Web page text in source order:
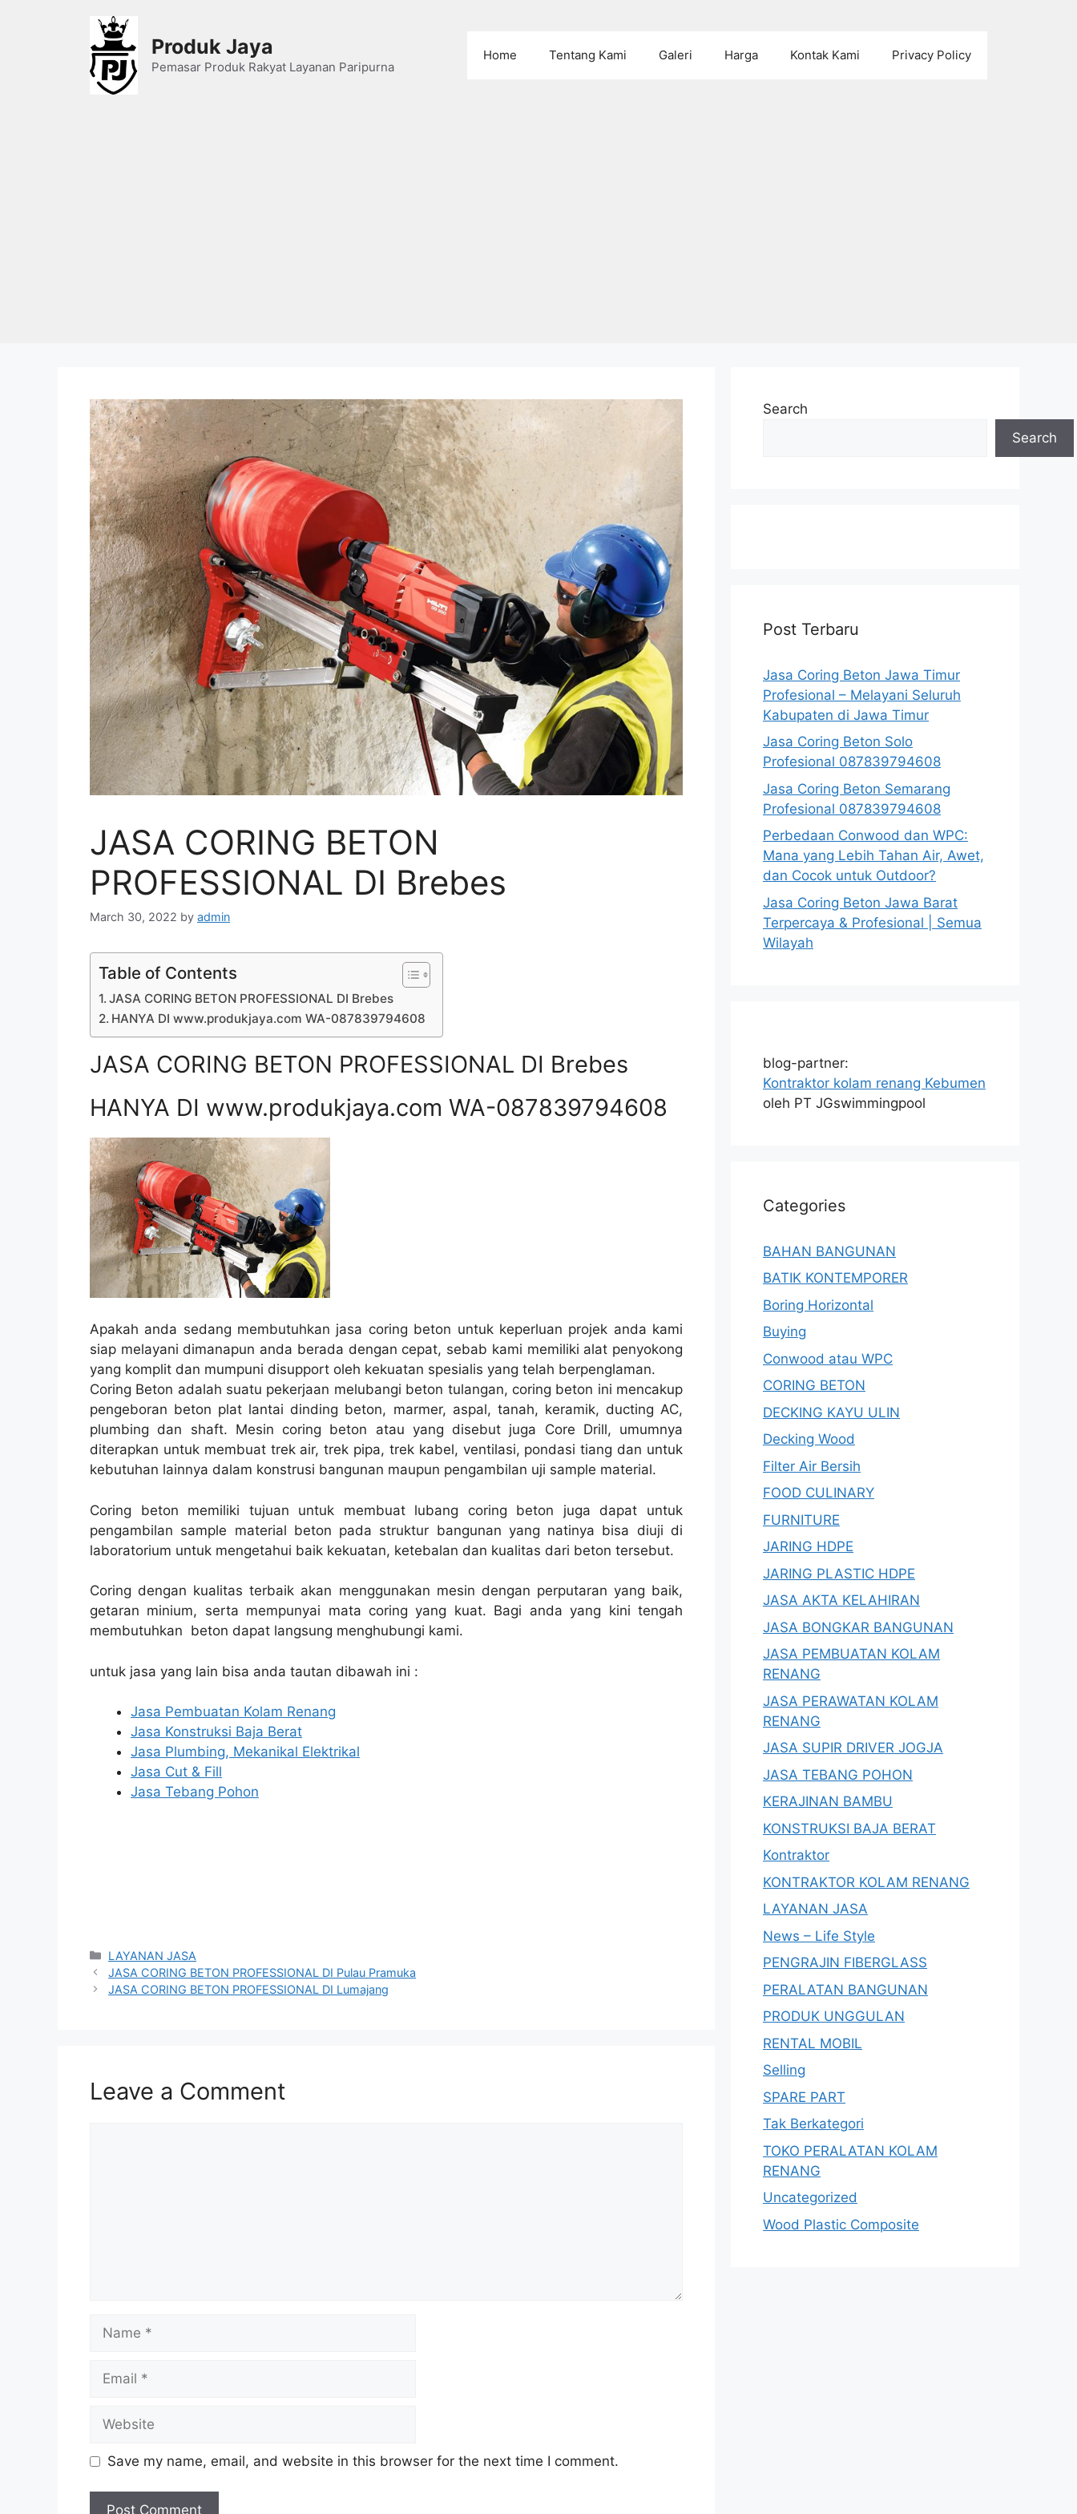
Produk Jaya
Pemasar Produk Rakyat Layanan Paripurna
Home Tentang Kami Galeri Harga Kontak Kami Privacy Policy
JASA CORING BETON
PROFESSIONAL DI Brebes
March 30, 2022 by admin
Table of Contents
JASA CORING BETON PROFESSIONAL DI Brebes
HANYA DI www.produkjaya.com WA-087839794608
JASA CORING BETON PROFESSIONAL DI Brebes
HANYA DI www.produkjaya.com WA-087839794608
Apakah anda sedang membutuhkan jasa coring beton untuk keperluan projek anda kami
siap melayani dimanapun anda berada dengan cepat, sebab kami memiliki alat penyokong
yang komplit dan mumpuni disupport oleh kekuatan spesialis yang telah berpenglaman.
Coring Beton adalah suatu pekerjaan melubangi beton tulangan, coring beton ini mencakup
pengeboran beton plat lantai dinding beton, marmer, aspal, tanah, keramik, ducting AC,
plumbing dan shaft. Mesin coring beton atau yang disebut juga Core Drill, umumnya
diterapkan untuk membuat trek air, trek pipa, trek kabel, ventilasi, pondasi tiang dan untuk
kebutuhan lainnya dalam konstrusi bangunan maupun pengambilan uji sample material.
Coring beton memiliki tujuan untuk membuat lubang coring beton juga dapat untuk
pengambilan sample material beton pada struktur bangunan yang natinya bisa diuji di
laboratorium untuk mengetahui baik kekuatan, ketebalan dan kualitas dari beton tersebut.
Coring dengan kualitas terbaik akan menggunakan mesin dengan perputaran yang baik,
getaran minium, serta mempunyai mata coring yang kuat. Bagi anda yang kini tengah
membutuhkan beton dapat langsung menghubungi kami.
untuk jasa yang lain bisa anda tautan dibawah ini :
Jasa Pembuatan Kolam Renang
Jasa Konstruksi Baja Berat
Jasa Plumbing, Mekanikal Elektrikal
Jasa Cut & Fill
Jasa Tebang Pohon
Categories
LAYANAN JASA
JASA CORING BETON PROFESSIONAL DI Pulau Pramuka
JASA CORING BETON PROFESSIONAL DI Lumajang
Leave a Comment
Save my name, email, and website in this browser for the next time I comment.
Search
Search
Post Terbaru
Jasa Coring Beton Jawa Timur
Profesional – Melayani Seluruh
Kabupaten di Jawa Timur
Jasa Coring Beton Solo
Profesional 087839794608
Jasa Coring Beton Semarang
Profesional 087839794608
Perbedaan Conwood dan WPC:
Mana yang Lebih Tahan Air, Awet,
dan Cocok untuk Outdoor?
Jasa Coring Beton Jawa Barat
Terpercaya & Profesional | Semua
Wilayah
blog-partner:
Kontraktor kolam renang Kebumen
oleh PT JGswimmingpool
Categories
BAHAN BANGUNAN
BATIK KONTEMPORER
Boring Horizontal
Buying
Conwood atau WPC
CORING BETON
DECKING KAYU ULIN
Decking Wood
Filter Air Bersih
FOOD CULINARY
FURNITURE
JARING HDPE
JARING PLASTIC HDPE
JASA AKTA KELAHIRAN
JASA BONGKAR BANGUNAN
JASA PEMBUATAN KOLAM
RENANG
JASA PERAWATAN KOLAM
RENANG
JASA SUPIR DRIVER JOGJA
JASA TEBANG POHON
KERAJINAN BAMBU
KONSTRUKSI BAJA BERAT
Kontraktor
KONTRAKTOR KOLAM RENANG
LAYANAN JASA
News – Life Style
PENGRAJIN FIBERGLASS
PERALATAN BANGUNAN
PRODUK UNGGULAN
RENTAL MOBIL
Selling
SPARE PART
Tak Berkategori
TOKO PERALATAN KOLAM
RENANG
Uncategorized
Wood Plastic Composite